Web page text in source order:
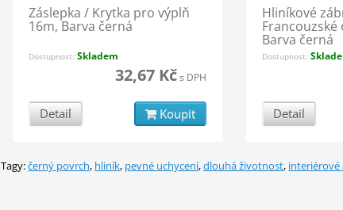
Záslepka / Krytka pro výplň
16m, Barva černá
Dostupnost:Skladem
32,67 Kčs DPH
Detail Koupit
Hliníkové
Francouzské
Barva černá
Dostupnost:
Detail
Tagy:černý povrch, hliník, pevné uchycení,dlouhá životnost, interiérové